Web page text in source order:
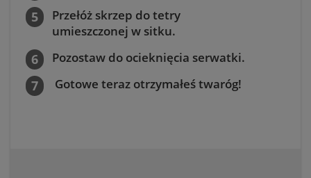
Przełóż skrzep do tetry
umieszczonej w sitku.
Pozostaw do ocieknięcia serwatki.
Gotowe teraz otrzymałeś twaróg!